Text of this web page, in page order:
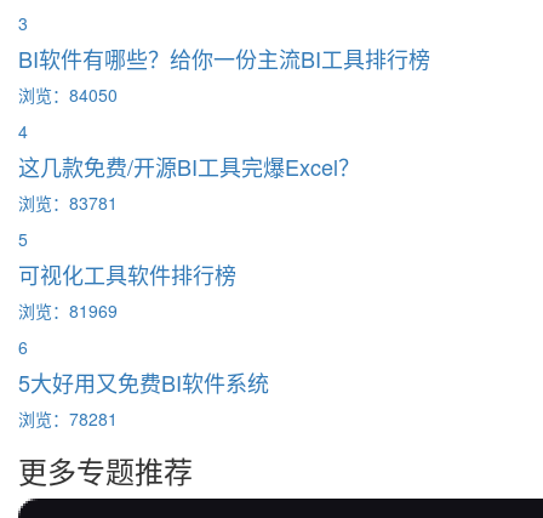
3
BI软件有哪些？给你一份主流BI工具排行榜
浏览：84050
4
这几款免费/开源BI工具完爆Excel？
浏览：83781
5
可视化工具软件排行榜
浏览：81969
6
5大好用又免费BI软件系统
浏览：78281
更多专题推荐